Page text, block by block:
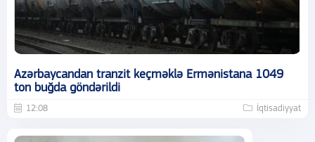
Azərbaycandan tranzit keçməklə Ermənistana 1049
ton buğda göndərildi
12:08 İqtisadiyyat